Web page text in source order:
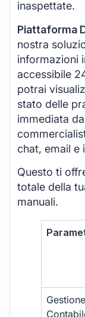
inaspettate.
Piattaforma
nostra
informazioni
accessibile
potrai
stato delle
immediata
chat, email e
Questo ti
totale della
manuali.
Gestione